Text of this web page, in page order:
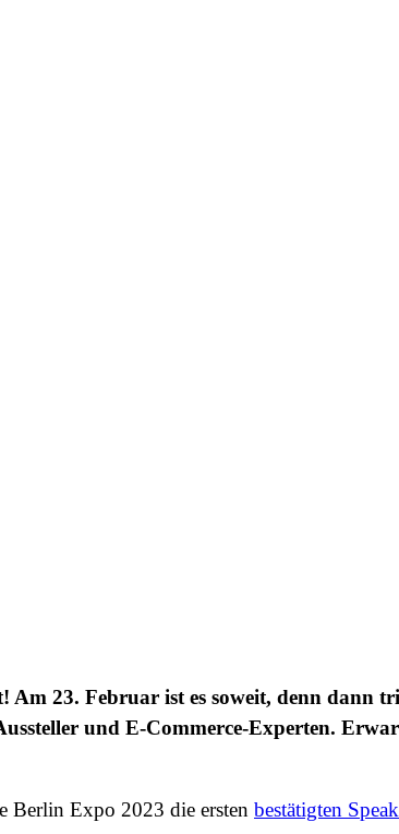
23. Februar ist es soweit, denn dann
und E-Commerce-Experten.
Berlin Expo 2023 die ersten bestätigten